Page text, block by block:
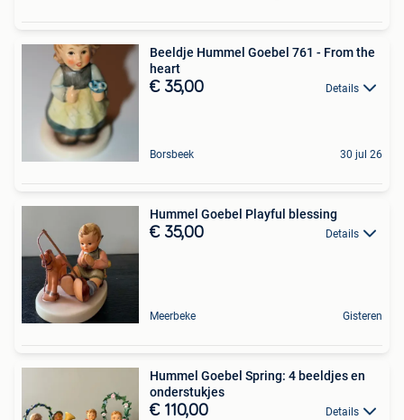
Beeldje Hummel Goebel 761 - From the
heart
€ 35,00 Details
Borsbeek 30 jul 26
Hummel Goebel Playful blessing
€ 35,00 Details
Meerbeke Gisteren
Hummel Goebel Spring: 4 beeldjes en
onderstukjes
€ 110,00 Details